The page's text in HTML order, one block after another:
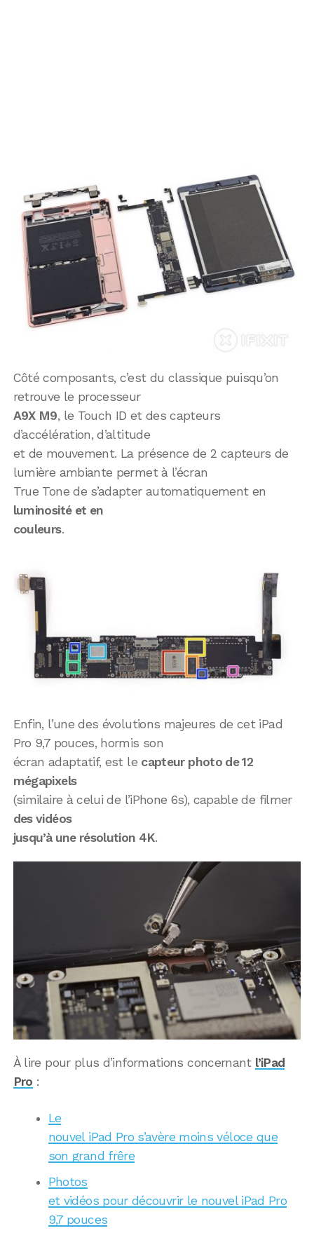
Côté composants, c’est du classique puisqu’on
retrouve le processeur
A9X M9, le Touch ID et des capteurs
d’accélération, d’altitude
et de mouvement. La présence de 2 capteurs de
lumière ambiante permet à l’écran
True Tone de s’adapter automatiquement en
luminosité et en
couleurs.
Enfin, l’une des évolutions majeures de cet iPad
Pro 9,7 pouces, hormis son
écran adaptatif, est le capteur photo de 12
mégapixels
(similaire à celui de l’iPhone 6s), capable de filmer
des vidéos
jusqu’à une résolution 4K.
À lire pour plus d’informations concernant l’iPad
Pro :
Le
nouvel iPad Pro s’avère moins véloce que
son grand frêre
Photos
et vidéos pour découvrir le nouvel iPad Pro
9,7 pouces